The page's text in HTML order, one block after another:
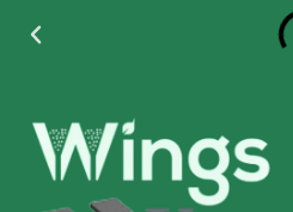
+55 (11) 4789-4070
+55 11